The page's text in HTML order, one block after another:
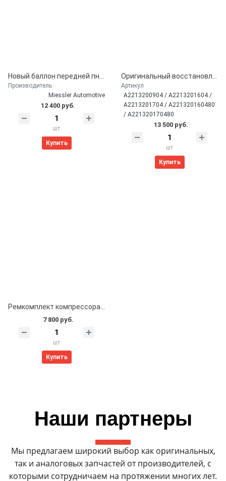
Производитель
Miessler Automotive
12 400 руб.
шт
Купить
Артикул
A2213200904 / A2213201604 /
A2213201704 / A221320160480
/ A221320170480
13 500 руб.
шт
Купить
7 800 руб.
шт
Купить
Наши партнеры
Мы предлагаем широкий выбор как оригинальных,
так и аналоговых запчастей от производителей, с
которыми сотрудничаем на протяжении многих лет.